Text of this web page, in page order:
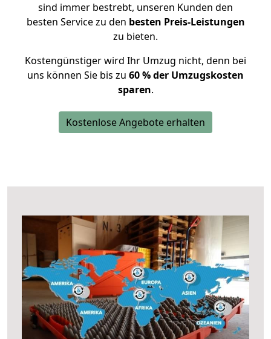
sind immer bestrebt, unseren Kunden den
besten Service zu den besten Preis-Leistungen
zu bieten.
Kostengünstiger wird Ihr Umzug nicht, denn bei
uns können Sie bis zu 60 % der Umzugskosten
sparen.
Kostenlose Angebote erhalten